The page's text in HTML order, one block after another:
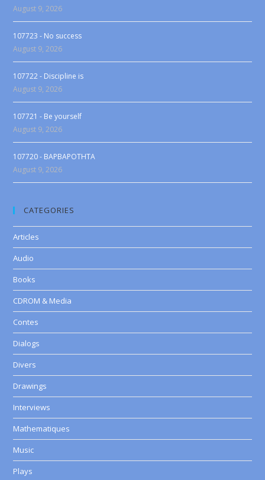
August 9, 2026
107723 - No success
August 9, 2026
107722 - Discipline is
August 9, 2026
107721 - Be yourself
August 9, 2026
107720 - BAPBAPOTHTA
August 9, 2026
CATEGORIES
Articles
Audio
Books
CDROM & Media
Contes
Dialogs
Divers
Drawings
Interviews
Mathematiques
Music
Plays